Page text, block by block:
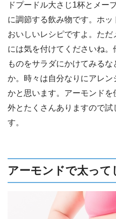
ドプードル大さじ1杯とメー
に調節する飲み物です。ホ
おいしいレシピですよ。た
には気を付けてくださいね
ものをサラダにかけてみる
か。時々は自分なりにアレ
かと思います。アーモンド
外とたくさんありますので試
す。
アーモンドで太って